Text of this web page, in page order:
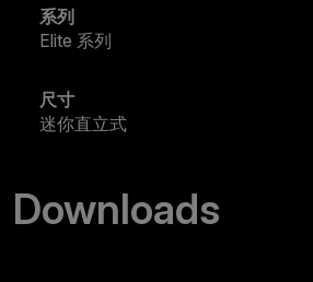
系列
Elite 系列
尺寸
迷你直立式
Downloads